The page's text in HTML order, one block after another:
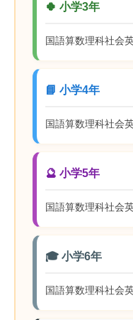
🍀 小学3年
国語算数理科社会
📘 小学4年
国語算数理科社会
🔮 小学5年
国語算数理科社会
🎓 小学6年
国語算数理科社会